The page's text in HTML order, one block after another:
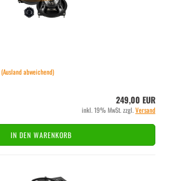
(Ausland abweichend)
249,00 EUR
inkl. 19% MwSt. zzgl.Versand
IN DEN WARENKORB